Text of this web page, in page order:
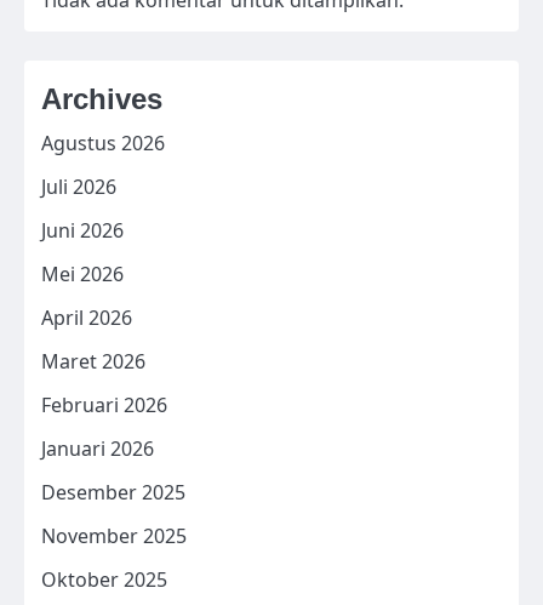
Archives
Agustus 2026
Juli 2026
Juni 2026
Mei 2026
April 2026
Maret 2026
Februari 2026
Januari 2026
Desember 2025
November 2025
Oktober 2025